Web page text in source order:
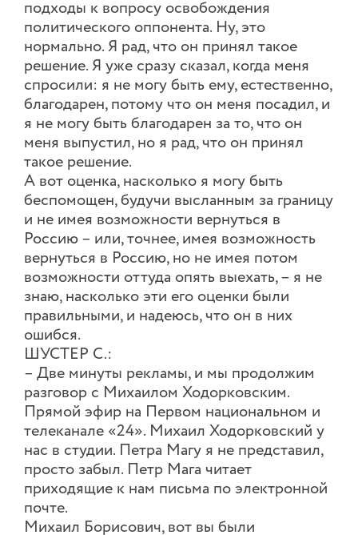
подходы к вопросу освобождения
политического оппонента. Ну, это
нормально. Я рад, что он принял такое
решение. Я уже сразу сказал, когда меня
спросили: я не могу быть ему, естественно,
благодарен, потому что он меня посадил, и
я не могу быть благодарен за то, что он
меня выпустил, но я рад, что он принял
такое решение.
А вот оценка, насколько я могу быть
беспомощен, будучи высланным за границу
и не имея возможности вернуться в
Россию – или, точнее, имея возможность
вернуться в Россию, но не имея потом
возможности оттуда опять выехать, – я не
знаю, насколько эти его оценки были
правильными, и надеюсь, что он в них
ошибся.
ШУСТЕР С.:
– Две минуты рекламы, и мы продолжим
разговор с Михаилом Ходорковским.
Прямой эфир на Первом национальном и
телеканале «24». Михаил Ходорковский у
нас в студии. Петра Магу я не представил,
просто забыл. Петр Мага читает
приходящие к нам письма по электронной
почте.
Михаил Борисович, вот вы были